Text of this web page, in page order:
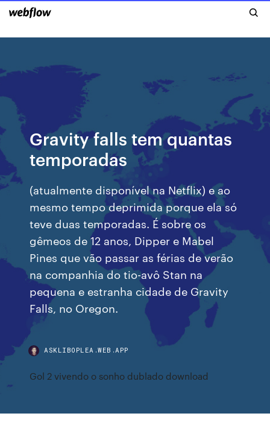
Gravity falls tem quantas
temporadas
(atualmente disponível na Netflix) e ao
mesmo tempo deprimida porque ela só
teve duas temporadas. É sobre os
gêmeos de 12 anos, Dipper e Mabel
Pines que vão passar as férias de verão
na companhia do tio-avô Stan na
pequena e estranha cidade de Gravity
Falls, no Oregon.
ASKLIBOPLEA.WEB.APP
Gol 2 vivendo o sonho dublado download